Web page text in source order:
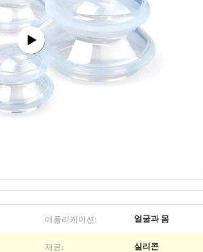
애플리케이션: 얼굴과 몸
재료: 실리콘